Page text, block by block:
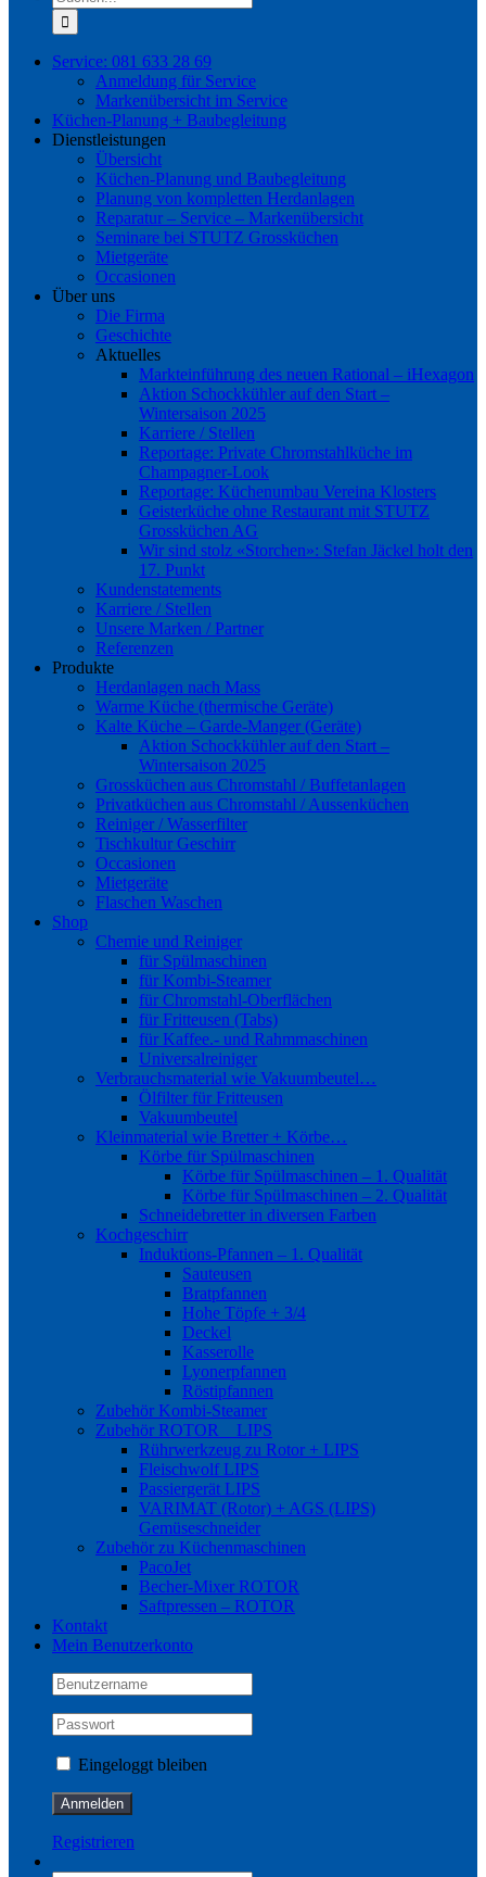
nach:
Service: 081 633 28 69
Anmeldung für Service
Markenübersicht im Service
Küchen-Planung + Baubegleitung
Dienstleistungen
Übersicht
Küchen-Planung und Baubegleitung
Planung von kompletten Herdanlagen
Reparatur – Service – Markenübersicht
Seminare bei STUTZ Grossküchen
Mietgeräte
Occasionen
Über uns
Die Firma
Geschichte
Aktuelles
Markteinführung des neuen Rational – iHexagon
Aktion Schockkühler auf den Start –
Wintersaison 2025
Karriere / Stellen
Reportage: Private Chromstahlküche im
Champagner-Look
Reportage: Küchenumbau Vereina Klosters
Geisterküche ohne Restaurant mit STUTZ
Grossküchen AG
Wir sind stolz «Storchen»: Stefan Jäckel holt den
17. Punkt
Kundenstatements
Karriere / Stellen
Unsere Marken / Partner
Referenzen
Produkte
Herdanlagen nach Mass
Warme Küche (thermische Geräte)
Kalte Küche – Garde-Manger (Geräte)
Aktion Schockkühler auf den Start –
Wintersaison 2025
Grossküchen aus Chromstahl / Buffetanlagen
Privatküchen aus Chromstahl / Aussenküchen
Reiniger / Wasserfilter
Tischkultur Geschirr
Occasionen
Mietgeräte
Flaschen Waschen
Shop
Chemie und Reiniger
für Spülmaschinen
für Kombi-Steamer
für Chromstahl-Oberflächen
für Fritteusen (Tabs)
für Kaffee.- und Rahmmaschinen
Universalreiniger
Verbrauchsmaterial wie Vakuumbeutel…
Ölfilter für Fritteusen
Vakuumbeutel
Kleinmaterial wie Bretter + Körbe…
Körbe für Spülmaschinen
Körbe für Spülmaschinen – 1. Qualität
Körbe für Spülmaschinen – 2. Qualität
Schneidebretter in diversen Farben
Kochgeschirr
Induktions-Pfannen – 1. Qualität
Sauteusen
Bratpfannen
Hohe Töpfe + 3/4
Deckel
Kasserolle
Lyonerpfannen
Röstipfannen
Zubehör Kombi-Steamer
Zubehör ROTOR _ LIPS
Rührwerkzeug zu Rotor + LIPS
Fleischwolf LIPS
Passiergerät LIPS
VARIMAT (Rotor) + AGS (LIPS)
Gemüseschneider
Zubehör zu Küchenmaschinen
PacoJet
Becher-Mixer ROTOR
Saftpressen – ROTOR
Kontakt
Mein Benutzerkonto
Eingeloggt bleiben
Registrieren